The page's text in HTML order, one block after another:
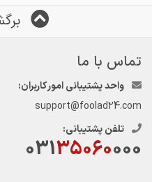
تماس با ما
واحد پشتیبانی امور کاربران:
support@foolad24.com
تلفن پشتیبانی:
03135060000